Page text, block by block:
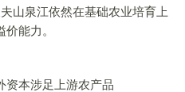
山泉江依然在基础农业培育上
能力。
本涉足上游农产品